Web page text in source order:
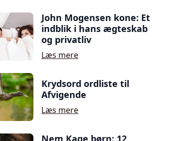
John Mogensen kone: Et
indblik i hans ægteskab
og privatliv
Læs mere
Krydsord ordliste til
Afvigende
Læs mere
Nem Kage børn: 12